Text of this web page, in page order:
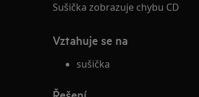
Sušička zobrazuje chybu CD
Vztahuje se na
sušička